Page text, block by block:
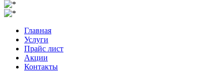
Главная
Услуги
Прайс лист
Акции
Контакты